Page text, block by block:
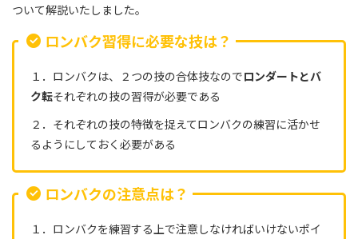
ついて解説いたしました。
ロンバク習得に必要な技は？
１．ロンバクは、２つの技の合体技なのでロンダートとバ
ク転それぞれの技の習得が必要である
２．それぞれの技の特徴を捉えてロンバクの練習に活かせ
るようにしておく必要がある
ロンバクの注意点は？
１．ロンバクを練習する上で注意しなければいけないポイ